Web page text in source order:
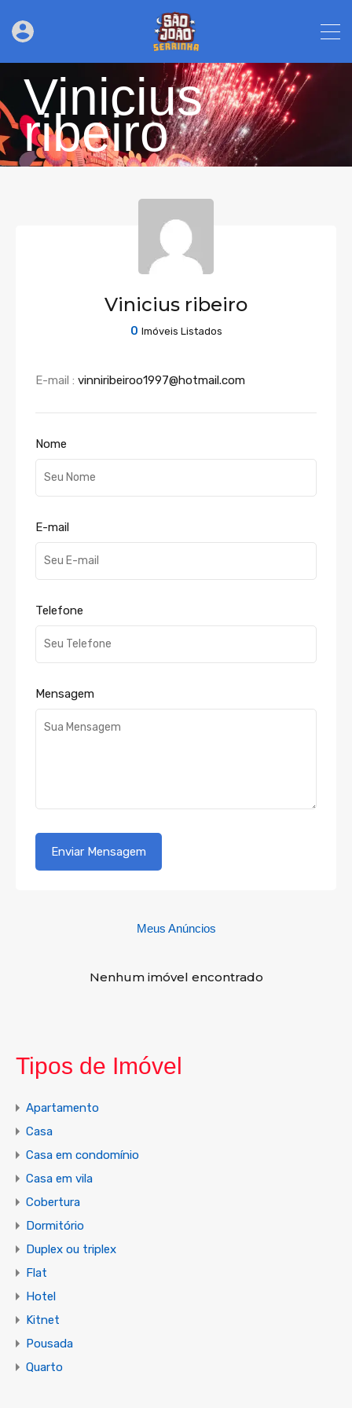
Vinicius
ribeiro
Vinicius ribeiro
0 Imóveis Listados
E-mail : vinniribeiroo1997@hotmail.com
Nome
E-mail
Telefone
Mensagem
Meus Anúncios
Nenhum imóvel encontrado
Tipos de Imóvel
Apartamento
Casa
Casa em condomínio
Casa em vila
Cobertura
Dormitório
Duplex ou triplex
Flat
Hotel
Kitnet
Pousada
Quarto